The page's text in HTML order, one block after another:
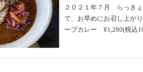
２０２１年７月 らっき
で、お早めにお召し上が
ープカレー ¥1,280(税込